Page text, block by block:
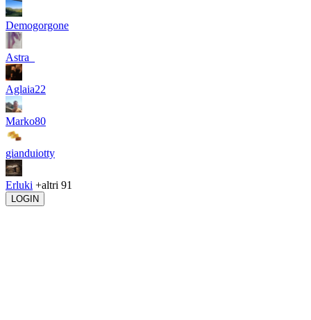
Demogorgone
Astra_
Aglaia22
Marko80
gianduiotty
Erluki +altri 91
LOGIN